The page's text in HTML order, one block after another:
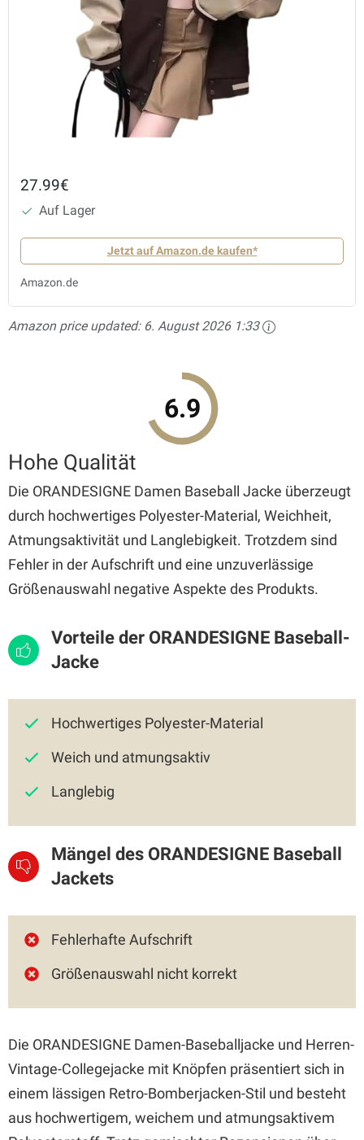
27.99€
Auf Lager
Jetzt auf Amazon.de kaufen*
Amazon.de
Amazon price updated: 6. August 2026 1:33
6.9
Hohe Qualität
Die ORANDESIGNE Damen Baseball Jacke überzeugt
durch hochwertiges Polyester-Material, Weichheit,
Atmungsaktivität und Langlebigkeit. Trotzdem sind
Fehler in der Aufschrift und eine unzuverlässige
Größenauswahl negative Aspekte des Produkts.
Vorteile der ORANDESIGNE Baseball-
Jacke
Hochwertiges Polyester-Material
Weich und atmungsaktiv
Langlebig
Mängel des ORANDESIGNE Baseball
Jackets
Fehlerhafte Aufschrift
Größenauswahl nicht korrekt
Die ORANDESIGNE Damen-Baseballjacke und Herren-
Vintage-Collegejacke mit Knöpfen präsentiert sich in
einem lässigen Retro-Bomberjacken-Stil und besteht
aus hochwertigem, weichem und atmungsaktivem